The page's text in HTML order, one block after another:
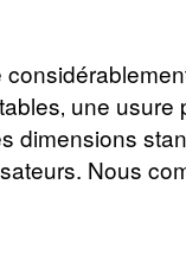
une usure
dimensions
Nous